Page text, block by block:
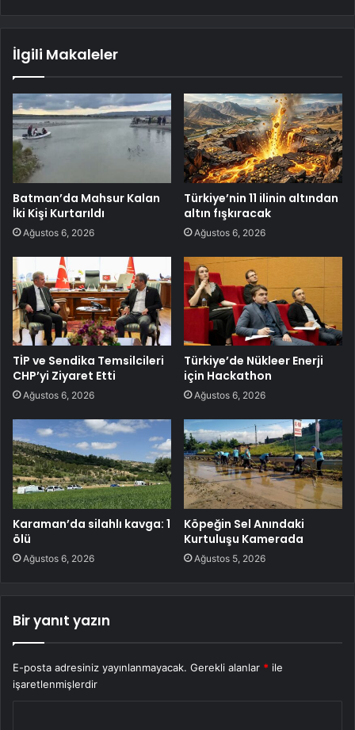
İlgili Makaleler
Batman’da Mahsur Kalan
İki Kişi Kurtarıldı
Ağustos 6, 2026
Türkiye’nin 11 ilinin altından
altın fışkıracak
Ağustos 6, 2026
TİP ve Sendika Temsilcileri
CHP’yi Ziyaret Etti
Ağustos 6, 2026
Türkiye’de Nükleer Enerji
için Hackathon
Ağustos 6, 2026
Karaman’da silahlı kavga: 1
ölü
Ağustos 6, 2026
Köpeğin Sel Anındaki
Kurtuluşu Kamerada
Ağustos 5, 2026
Bir yanıt yazın
E-posta adresiniz yayınlanmayacak. Gerekli alanlar * ile
işaretlenmişlerdir